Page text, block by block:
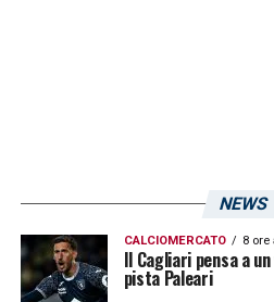
NEWS
CALCIOMERCATO 8 ore
Il Cagliari pensa a
pista Paleari